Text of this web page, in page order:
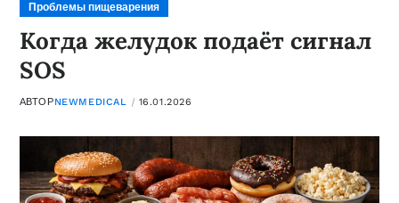
Проблемы пищеварения
Когда желудок подаёт сигнал
SOS
АВТОРNEWMEDICAL 16.01.2026